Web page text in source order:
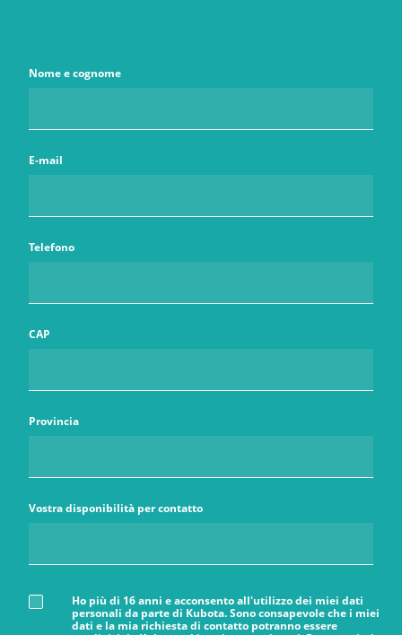
Nome e cognome
E-mail
Telefono
CAP
Provincia
Vostra disponibilità per contatto
Ho più di 16 anni e acconsento all'utilizzo dei miei dati
personali da parte di Kubota. Sono consapevole che i miei
dati e la mia richiesta di contatto potranno essere